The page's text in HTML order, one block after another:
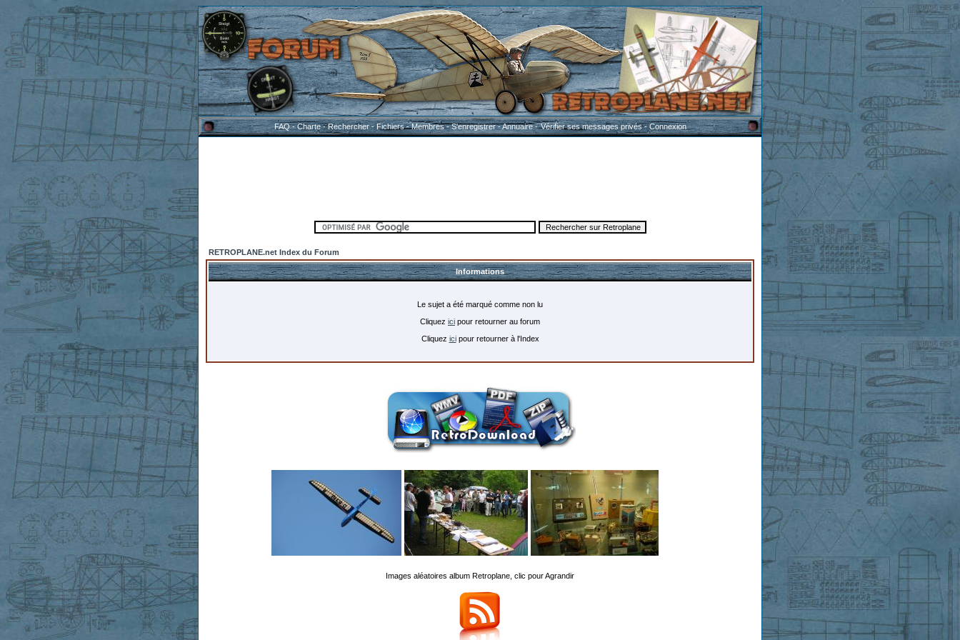
FAQ-Charte-Rechercher-Fichiers-Membres-S'enregistrer-Annuaire-Vérifier ses messages privés-Connexion
RETROPLANE.net Index du Forum
Informations
Le sujet a été marqué comme non lu
Cliquez ici pour retourner au forum
Cliquez icipour retourner à l'Index
Images aléatoires album Retroplane, clic pour Agrandir